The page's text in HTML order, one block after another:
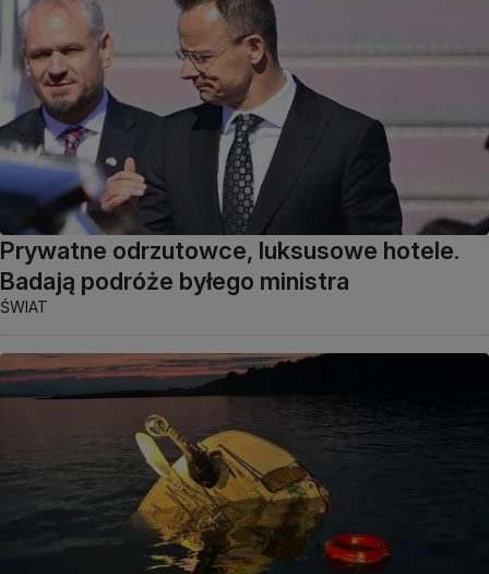
Prywatne odrzutowce, luksusowe hotele.
Badają podróże byłego ministra
ŚWIAT